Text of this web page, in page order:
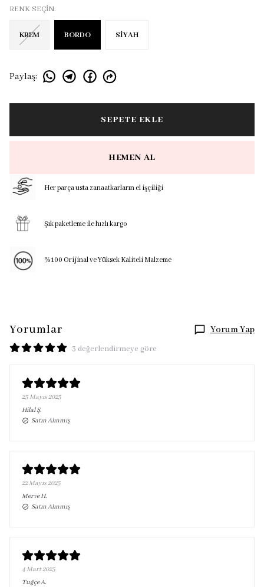
RENK SEÇİN.
KREM BORDO SİYAH
Paylaş:
SEPETE EKLE
HEMEN AL
Her parça usta zanaatkarların el işçiliği
Şık paketleme ile hızlı kargo
%100 Orijinal ve Yüksek Kaliteli Malzeme
Yorumlar Yorum Yap
3 değerlendirmeye göre
23 Mayıs 2025
HilalŞ.
Satın Alınmış
22 Mayıs 2025
MerveH.
Satın Alınmış
4 Mart 2025
TuğçeA.